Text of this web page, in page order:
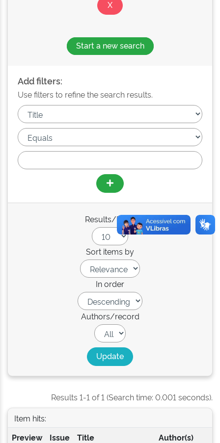
Start a new search
Add filters:
Use filters to refine the search results.
Results/Page
Sort items by
In order
Authors/record
Results 1-1 of 1 (Search time: 0.001 seconds).
Item hits:
Preview
Issue
Title Author(s)